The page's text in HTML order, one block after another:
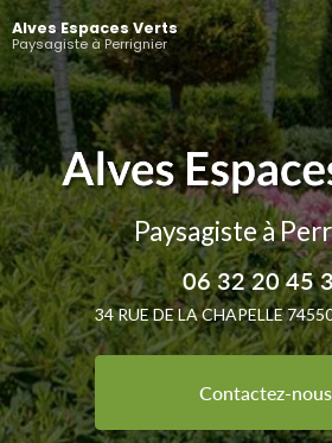
Aller
au
contenu
principal
Alves Espaces Verts
Paysagiste à Perrignier
Paysagiste à
06 32 20 45
34 RUE DE LA CHAPELLE
Contactez-nous